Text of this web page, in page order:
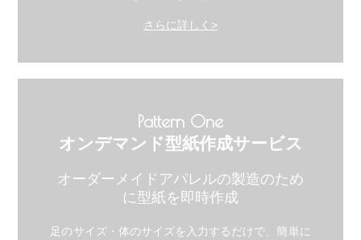
さらに詳しく>
Pattern One
オンデマンド型紙作成サービス
オーダーメイドアパレルの製造のため
に型紙を即時作成
足のサイズ・体のサイズを入力するだけで、簡単に